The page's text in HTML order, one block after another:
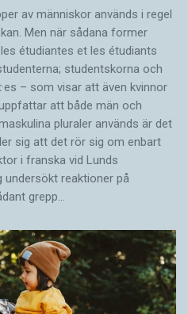
av människor används i regel
Men när sådana ­former
étudiantes et les étudiants
studentskorna och
– som visar att även kvinnor
att både män och
pluraler används är det
sig att det rör sig om enbart
i franska vid Lunds
undersökt reaktioner på
grepp…